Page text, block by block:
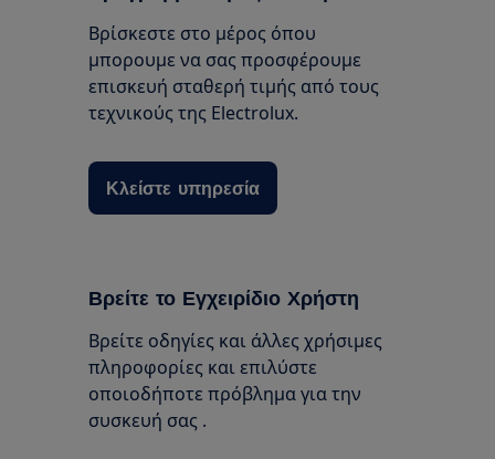
Βρίσκεστε στο μέρος όπου
μπορουμε να σας προσφέρουμε
επισκευή σταθερή τιμής από τους
τεχνικούς της Electrolux.
Κλείστε υπηρεσία
Βρείτε το Εγχειρίδιο Χρήστη
Βρείτε οδηγίες και άλλες χρήσιμες
πληροφορίες και επιλύστε
οποιοδήποτε πρόβλημα για την
συσκευή σας .